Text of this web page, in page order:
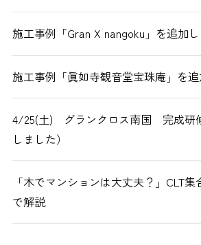
施工事例「Gran X nangoku」を追加し
施工事例「眞如寺観音堂宝珠庵」を追
4/25(土) グランクロス南国 完成研
しました）
「木でマンションは大丈夫？」CLT
で解説